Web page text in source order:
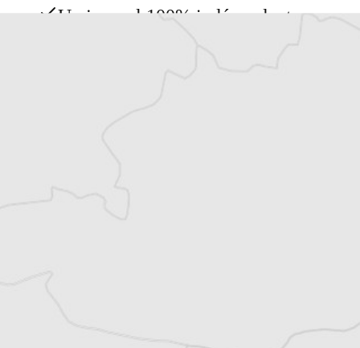
Un journal 100% indépendant